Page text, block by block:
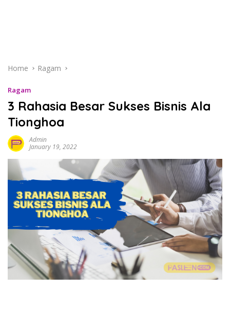
Home Ragam
Ragam
3 Rahasia Besar Sukses Bisnis Ala
Tionghoa
Admin
January 19, 2022